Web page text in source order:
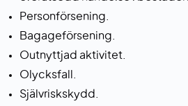
Personförsening.
Bagageförsening.
Outnyttjad aktivitet.
Olycksfall.
Självriskskydd.